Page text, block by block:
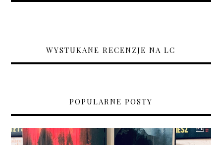
WYSTUKANE RECENZJE NA LC
POPULARNE POSTY